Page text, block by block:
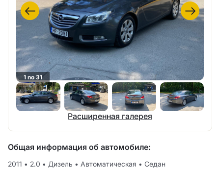
1 no 31
Расширенная галерея
Общая информация об автомобиле:
2011 • 2.0 • Дизель • Автоматическая • Седан